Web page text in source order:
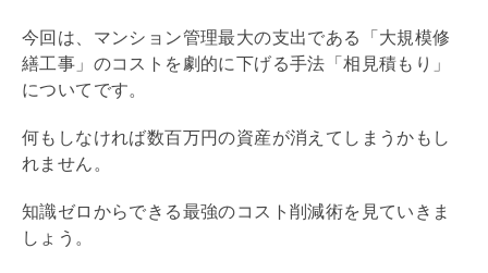
今回は、マンション管理最大の支出である「大規模修
繕工事」のコストを劇的に下げる手法「相見積もり」
についてです。
何もしなければ数百万円の資産が消えてしまうかもし
れません。
知識ゼロからできる最強のコスト削減術を見ていきま
しょう。